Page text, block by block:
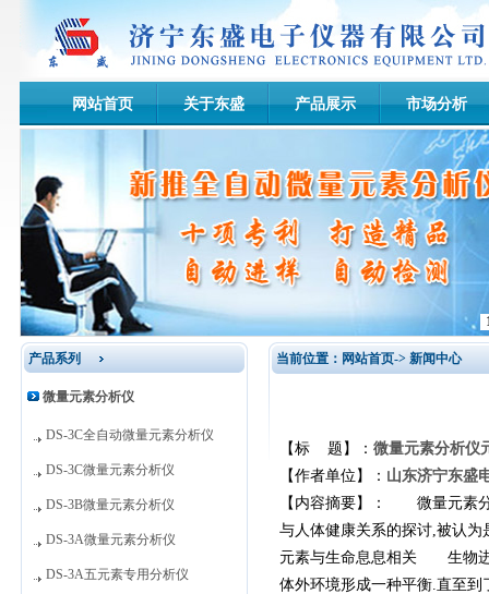
网站首页 关于东盛 产品展示 市场分析
产品系列
微量元素分析仪
DS-3C全自动微量元素分析仪
DS-3C微量元素分析仪
DS-3B微量元素分析仪
DS-3A微量元素分析仪
DS-3A五元素专用分析仪
当前位置：网站首页-> 新闻中心
【标 题】： 微量元素分析仪
【作者单位】： 山东济宁东盛
【内容摘要】： 微量元素
与人体健康关系的探讨,被认
元素与生命息息相关 生物进
体外环境形成一种平衡.直至